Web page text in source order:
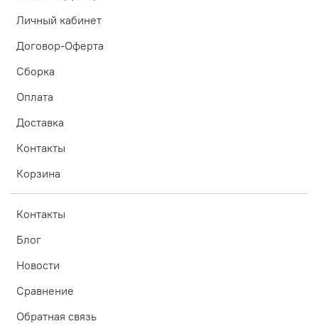
Личный кабинет
Договор-Оферта
Сборка
Оплата
Доставка
Контакты
Корзина
Контакты
Блог
Новости
Сравнение
Обратная связь